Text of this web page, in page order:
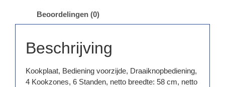
Beoordelingen (0)
Beschrijving
Kookplaat, Bediening voorzijde, Draaiknopbediening,
4 Kookzones, 6 Standen, netto breedte: 58 cm, netto